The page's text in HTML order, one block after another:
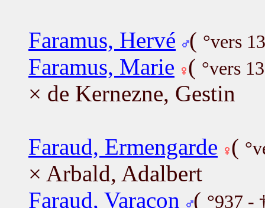
Faramus, Hervé ( °vers
Faramus, Marie ( °vers
× de Kernezne, Gestin
Faraud, Ermengarde (
× Arbald, Adalbert
Faraud, Varacon
( °937 -